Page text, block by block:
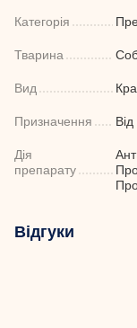
Категорія
Тварина
Вид
Призначення
Дія
препарату
Відгуки